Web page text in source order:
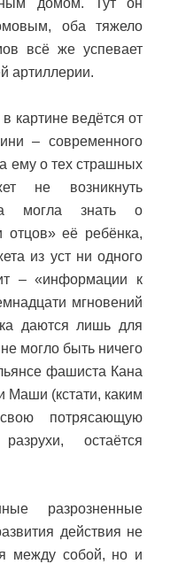
домом. Тут он
оба тяжело
всё же успевает
артиллерии.
картине ведётся от
– современного
ему о тех страшных
не возникнуть
могла знать о
её ребёнка,
из уст ни одного
– «информации к
мгновений
даются лишь для
могло быть ничего
фашиста Кана
Маши (кстати, каким
потрясающую
остаётся
разрозненные
действия не
между собой, но и